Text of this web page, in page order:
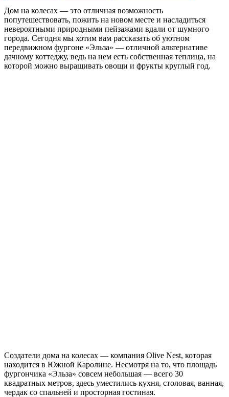
Дом на колесах — это отличная возможность
попутешествовать, пожить на новом месте и насладиться
невероятными природными пейзажами вдали от шумного
города. Сегодня мы хотим вам рассказать об уютном
передвижном фургоне «Эльза» — отличной альтернативе
дачному коттеджу, ведь на нем есть собственная теплица, на
которой можно выращивать овощи и фрукты круглый год.
Создатели дома на колесах — компания Olive Nest, которая
находится в Южной Каролине. Несмотря на то, что площадь
фургончика «Эльза» совсем небольшая — всего 30
квадратных метров, здесь уместились кухня, столовая, ванная,
чердак со спальней и просторная гостиная.